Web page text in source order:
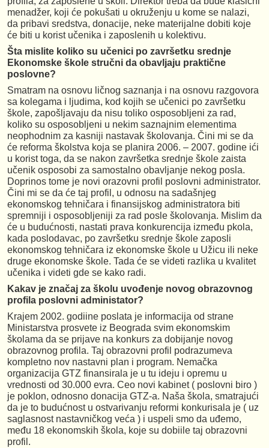
menadžer, koji će pokušati u okruženju u kome se nalazi,
da pribavi sredstva, donacije, neke materijalne dobiti koje
će biti u korist učenika i zaposlenih u kolektivu.
Šta mislite koliko su učenici po završetku srednje
Ekonomske škole stručni da obavljaju praktične
poslovne?
Smatram na osnovu ličnog saznanja i na osnovu razgovora
sa kolegama i ljudima, kod kojih se učenici po završetku
škole, zapošljavaju da nisu toliko osposobljeni za rad,
koliko su osposobljeni u nekim saznajnim elementima
neophodnim za kasniji nastavak školovanja. Čini mi se da
će reforma školstva koja se planira 2006. – 2007. godine ići
u korist toga, da se nakon završetka srednje škole zaista
učenik osposobi za samostalno obavljanje nekog posla.
Doprinos tome je novi orazovni profil poslovni administrator.
Čini mi se da će taj profil, u odnosu na sadašnjeg
ekonomskog tehničara i finansijskog administratora biti
spremniji i osposobljeniji za rad posle školovanja. Mislim da
će u budućnosti, nastati prava konkurencija između pkola,
kada poslodavac, po završetku srednje škole zaposli
ekonomskog tehničara iz ekonomske škole u Užicu ili neke
druge ekonomske škole. Tada će se videti razlika u kvalitet
učenika i videti gde se kako radi.
Kakav je značaj za školu uvođenje novog obrazovnog
profila poslovni administator?
Krajem 2002. godiine poslata je informacija od strane
Ministarstva prosvete iz Beograda svim ekonomskim
školama da se prijave na konkurs za dobijanje novog
obrazovnog profila. Taj obrazovni profil podrazumeva
kompletno nov nastavni plan i program. Nemačka
organizacija GTZ finansirala je u tu ideju i opremu u
vrednosti od 30.000 evra. Ceo novi kabinet ( poslovni biro )
je poklon, odnosno donacija GTZ-a. Naša škola, smatrajući
da je to budućnost u ostvarivanju reformi konkurisala je ( uz
saglasnost nastavničkog veća ) i uspeli smo da uđemo,
među 18 ekonomskih škola, koje su dobiile taj obrazovni
profil.